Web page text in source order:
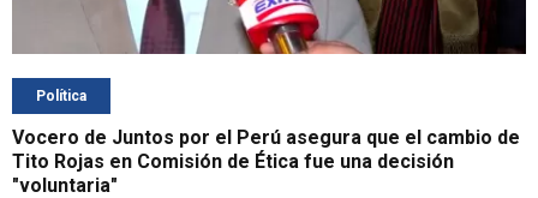
Política
Vocero de Juntos por el Perú asegura que el cambio de
Tito Rojas en Comisión de Ética fue una decisión
"voluntaria"